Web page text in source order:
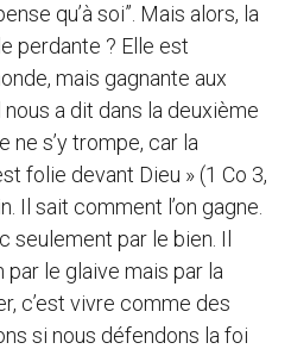
qu’à soi”. Mais alors, la
perdante ? Elle est
mais gagnante aux
a dit dans la deuxième
ne s’y trompe, car la
folie devant Dieu » (1 Co 3,
Il sait comment l’on gagne.
seulement par le bien. Il
par le glaive mais par la
c’est vivre comme des
si nous défendons la foi